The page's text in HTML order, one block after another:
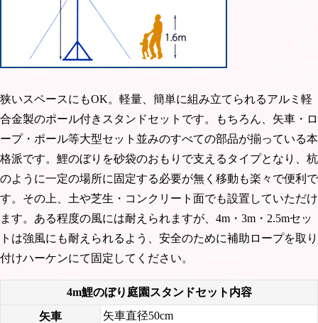
狭いスペースにもOK。軽量、簡単に組み立てられるアルミ軽
合金製のポール付きスタンドセットです。もちろん、矢車・ロ
ープ・ポール等大型セット並みのすべての部品が揃っている本
格派です。鯉のぼりを砂袋のおもりで支えるタイプとなり、杭
のように一定の場所に固定する必要が無く移動も楽々で便利で
す。その上、土や芝生・コンクリート面でも設置していただけ
ます。ある程度の風には耐えられますが、4m・3m・2.5mセッ
トは強風にも耐えられるよう、安全のために補助ロープを取り
付けハーケンにて固定してください。
4m鯉のぼり庭園スタンドセット内容
矢車
矢車直径50cm